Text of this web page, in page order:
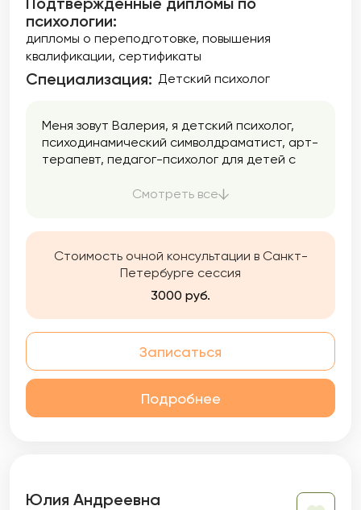
психологии:
дипломы о переподготовке повышения
квалификации сертификаты
Специализация: Детский психолог
Меня зовут Валерия, я детский психолог,
психодинамический символдраматист, арт-
терапевт, педагог-психолог для детей с
Смотреть все
Стоимость очной консультации в Санкт-
Петербурге сессия
3000 руб.
Записаться
Подробнее
Юлия Андреевна